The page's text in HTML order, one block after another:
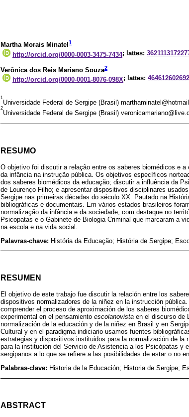
Martha Morais Minatel 1
http://orcid.org/0000-0003-3475-7434; lattes:
Verônica dos Reis Mariano Souza2
http://orcid.org/0000-0001-8076-098X; lattes:
1
Universidade Federal de Sergipe (Brasil)
2
Universidade Federal de Sergipe (Brasil)
RESUMO
O objetivo foi discutir a relação entre os saberes biomédicos e
da infância na instrução pública. Os objetivos específicos
dos saberes biomédicos da educação; discutir a influência da
de Lourenço Filho; e apresentar dispositivos disciplinares
Sergipe nas primeiras décadas do século XX. Pautado na
bibliográficas e documentais. Em vários estados brasileiros
normalização da infância e da sociedade, com destaque no
Psicopatas e o Gabinete de Biologia Criminal que marcaram a
na escola e na vida social.
Palavras-chave: História da Educação; História de Sergipe;
RESUMEN
El objetivo de este trabajo fue discutir la relación entre los
dispositivos normalizadores de la niñez en la instrucción
comprender el proceso de aproximación de los saberes
experimental en el pensamiento escolanovista en el discurso de
normalización de la educación y de la niñez en Brasil y en
Cultural y en el paradigma indiciario usamos fuentes
estrategias y dispositivos instituidos para la normalización de
para la institución del Servicio de Asistencia a los Psicópatas y
sergipanos a lo que se refiere a las posibilidades de estar o no
Palabras-clave: Historia de la Educación; Historia de Sergipe;
ABSTRACT